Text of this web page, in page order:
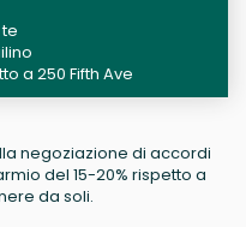
a 250 Fifth Ave
negoziazione di accordi
del 15-20% rispetto a
da soli.